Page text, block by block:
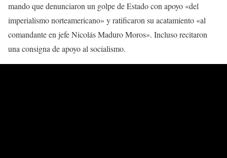
mando que denunciaron un golpe de Estado con apoyo «del
imperialismo norteamericano» y ratificaron su acatamiento «al
comandante en jefe Nicolás Maduro Moros». Incluso recitaron
una consigna de apoyo al socialismo.